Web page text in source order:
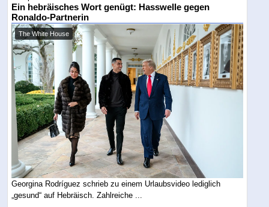
Ein hebräisches Wort genügt: Hasswelle gegen
Ronaldo-Partnerin
The White House
Georgina Rodríguez schrieb zu einem Urlaubsvideo lediglich
„gesund“ auf Hebräisch. Zahlreiche ...